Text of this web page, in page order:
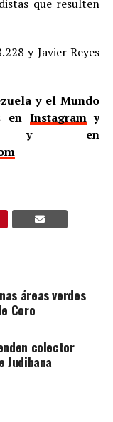
que resulten
y Javier Reyes
y el Mundo
en Instagramy
en
áreas verdes
Coro
colector
Judibana